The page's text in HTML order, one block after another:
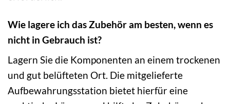
Wie lagere ich das Zubehör am besten, wenn es
nicht in Gebrauch ist?
Lagern Sie die Komponenten an einem trockenen
und gut belüfteten Ort. Die mitgelieferte
Aufbewahrungsstation bietet hierfür eine